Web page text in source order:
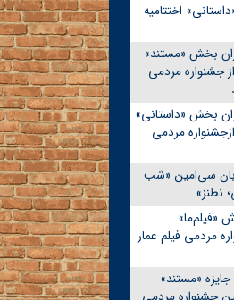
اختتامیه
بخش «مستند»
جشنواره مردمی
بخش «داستانی»
مردمی
سی‌امین «شب
نطنز»
«فیلم‌ما»
مردمی فیلم عمار
«مستند»